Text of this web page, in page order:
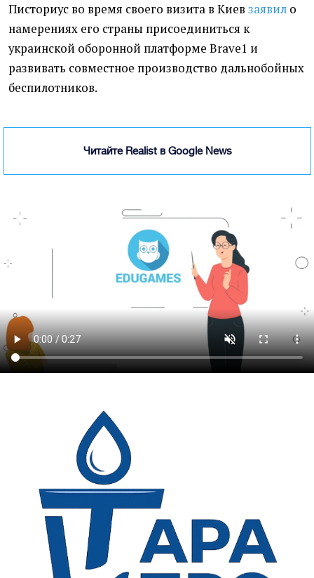
Писториус во время своего визита в Киев заявил о
намерениях его страны присоединиться к
украинской оборонной платформе Brave1 и
развивать совместное производство дальнобойных
беспилотников.
Читайте Realist в Google News